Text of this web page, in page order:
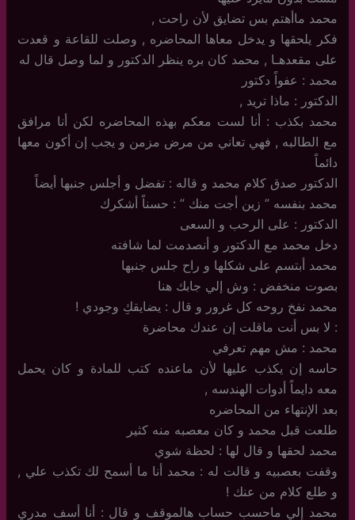
محمد ماأهتم بس تضايق لأن راحت ,
فكر يلحقها و يدخل معاها المحاضره , وصلت للقاعة و قعدت
على مقعدهـا , محمد كان بره ينظر الدكتور و لما وصل قال له
محمد : عفواً دكتور
الدكتور : ماذا تريد ,
محمد بكذب : أنا لست معكم بهذه المحاضره لكن أنا مرافق
مع الطالبه , فهي تعاني من مرض مزمن و يجب إن أكون معها
دائماً
الدكتور صدق كلام محمد و قاله : تفضل و أجلس جنبها أيضاً
محمد بنفسه ” زين أجت منك ” : حسناً أشكرك
الدكتور : على الرحب و السعى
دخل محمد مع الدكتور و أنصدمت لما شافته
محمد أبتسم على شكلها و راح جلس جنبها
بصوت منخفض : وش إلي جابك هنا
محمد نفخ روحه كل غرور و قال : يضايقكِ وجودي !
: لا بس أنت ماقلت إن عندك محاضرة
محمد : مش مهم تعرفي
حاسه إن يكذب عليها لأن ماعنده كتب للمادة و كان يحمل
معه دايماً أدوات الهندسه ,
بعد الإنتهاء من المحاضره
طلعت قبل محمد و كان معصبه منه كثير
محمد لحقها و قال لها : لحظة شوي
وقفت بعصبيه و قالت له : محمد أنا ما أسمح لك تكذب علي ,
و طلع كلام من عنك !
محمد إلي ماحسب حساب هالموقف و قال : أنا أسف مدري